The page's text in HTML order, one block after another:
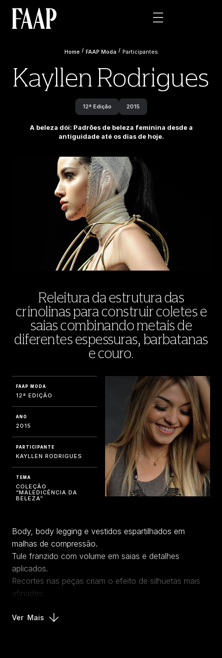
Home / FAAP Moda / Participantes
Kayllen Rodrigues
12ª Edição 2015
A beleza dói: Padrões de beleza feminina desde a
antiguidade até os dias de hoje.
Releitura da estrutura das
crinolinas para construir coletes e
saias combinando metais de
diferentes espessuras, barbatanas
e couro.
FAAP MODA
12ª EDIÇÃO
ANO
2015
PARTICIPANTE
KAYLLEN RODRIGUES
TEMA
COLEÇÃO
“MALEDICÊNCIA DA
BELEZA”
Body, body legging e vestidos espartilhados em
malhas de compressão.
Tule franzido com volume em saias e detalhes
aplicados.
Recortes nas peças criam o efeito de silhuetas mais
afinadas.
Ver Mais